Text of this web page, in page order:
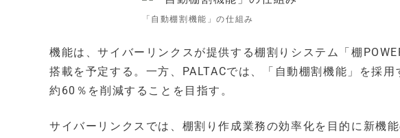
「自動棚割機能」の仕組み
機能は、サイバーリンクスが提供する棚割りシステム「棚
搭載を予定する。一方、PALTACでは、「自動棚割機能」を採
約60％を削減することを目指す。
サイバーリンクスでは、棚割り作成業務の効率化を目的に新機